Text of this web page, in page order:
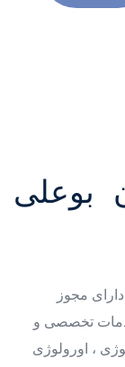
بوعلی
دارای مجوز
خدمات تخصصی و
، اورولوژی